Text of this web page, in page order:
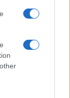
di 3 metri e
il guadagno
10 km a
a 50